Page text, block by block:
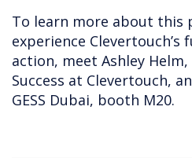
To learn more about this
experience Clevertouch’s
action, meet Ashley
Success at Clevertouch,
GESS Dubai, booth M20.